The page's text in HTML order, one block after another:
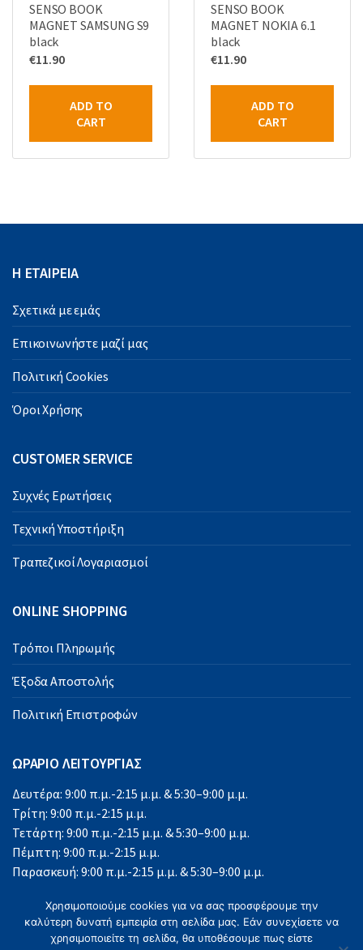
SENSO BOOK
MAGNET SAMSUNG S9
black
€11.90
ADD TO
CART
SENSO BOOK
MAGNET NOKIA 6.1
black
€11.90
ADD TO
CART
Η ΕΤΑΙΡΕΙΑ
Σχετικά με εμάς
Επικοινωνήστε μαζί μας
Πολιτική Cookies
Όροι Χρήσης
CUSTOMER SERVICE
Συχνές Ερωτήσεις
Τεχνική Υποστήριξη
Τραπεζικοί Λογαριασμοί
ONLINE SHOPPING
Τρόποι Πληρωμής
Έξοδα Αποστολής
Πολιτική Επιστροφών
ΩΡΑΡΙΟ ΛΕΙΤΟΥΡΓΙΑΣ
Δευτέρα: 9:00 π.μ.-2:15 μ.μ. & 5:30–9:00 μ.μ.
Τρίτη: 9:00 π.μ.-2:15 μ.μ.
Τετάρτη: 9:00 π.μ.-2:15 μ.μ. & 5:30–9:00 μ.μ.
Πέμπτη: 9:00 π.μ.-2:15 μ.μ.
Παρασκευή: 9:00 π.μ.-2:15 μ.μ. & 5:30–9:00 μ.μ.
Κυριακή: Κλειστά
Χρησιμοποιούμε cookies για να σας προσφέρουμε την
καλύτερη δυνατή εμπειρία στη σελίδα μας. Εάν συνεχίσετε να
χρησιμοποιείτε τη σελίδα, θα υποθέσουμε πως είστε